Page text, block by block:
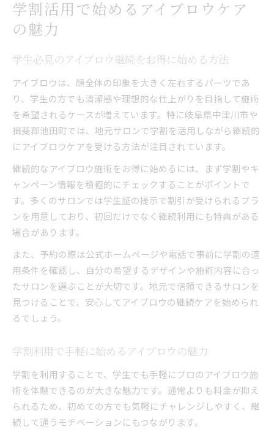
学割活用で始めるアイブロウケア
の魅力
学生必見のアイブロウ継続をお得に始める方法
アイブロウは、顔全体の印象を大きく左右するパーツであ
り、学生の方でも清潔感や理想的な仕上がりを目指して施術
を希望されるケースが増えています。特に岐阜県中津川市や
揖斐郡池田町では、地元サロンで学割を活用しながら継続的
にアイブロウケアを受ける方法が注目されています。
継続的なアイブロウ施術をお得に始めるには、まず学割やキ
ャンペーン情報を積極的にチェックすることがポイントで
す。多くのサロンでは学生証の提示で割引が受けられるプラ
ンを用意しており、初回だけでなく継続利用にも特典がある
場合があります。
また、予約の際は公式ホームページや電話で事前に学割の適
用条件を確認し、自分の希望するデザインや施術内容に合っ
たサロンを選ぶことが大切です。地元で信頼できるサロンを
見つけることで、安心してアイブロウの継続ケアを始められ
るでしょう。
学割利用で手軽に始めるアイブロウの魅力
学割を利用することで、学生でも手軽にプロのアイブロウ施
術を体験できるのが大きな魅力です。通常よりも料金が抑え
られるため、初めての方でも気軽にチャレンジしやすく、継
続して通うモチベーションにもつながります。